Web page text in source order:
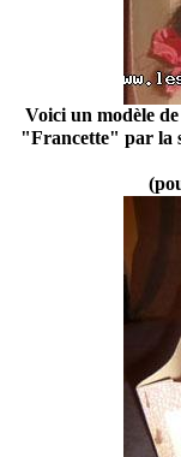
Voici un modèle
"Francette" par la